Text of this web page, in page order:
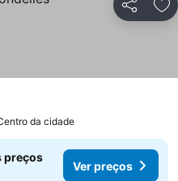
Partilhar
da cidade
preços
Ver preços